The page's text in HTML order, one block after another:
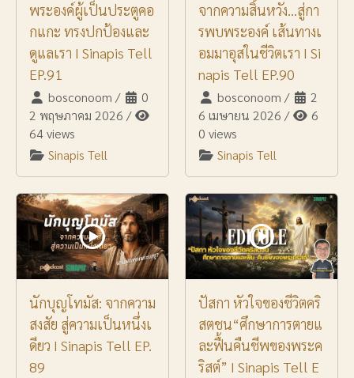
พระองค์ผู้เป็นประตูคอ
กแกะ ทรงปกป้องและ
ดูแลเรา I Sinapis Tell
EP.91
bosconoom /
0
2 พฤษภาคม 2026 /
64 views
Sinapis Tell
จากความสิ้นหวัง…สู่กา
รพบพระองค์ เส้นทางเ
อมมาอุสในชีวิตเรา I Si
napis Tell EP.90
bosconoom /
2
6 เมษายน 2026 /
6
0 views
Sinapis Tell
นักบุญโทมัส: จากความ
สงสัย สู่ความเป็นหนึ่งเ
ดียว I Sinapis Tell EP.
89
ปัสกา หัวใจของชีวิตคริ
สตชน“ศึกษาการตายแ
ละฟื้นคืนชีพของพระค
ริสต์” I Sinapis Tell E